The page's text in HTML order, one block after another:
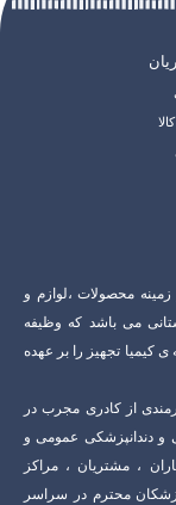
محصولات ،لوازم و
می باشد که وظیفه
کیمیا تجهیز را بر عهده
از کادری مجرب در
و دندانپزشکی عمومی و
، مشتریان ، مراکز
محترم در سراسر